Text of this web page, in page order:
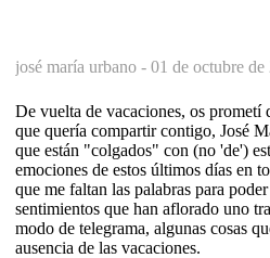
josé maría urbano - 01 de octubre
De vuelta de vacaciones, os prometí
que quería compartir contigo, José
que están "colgados" con (no 'de')
emociones de estos últimos días en
que me faltan las palabras para
sentimientos que han aflorado uno
modo de telegrama, algunas cosas
ausencia de las vacaciones.